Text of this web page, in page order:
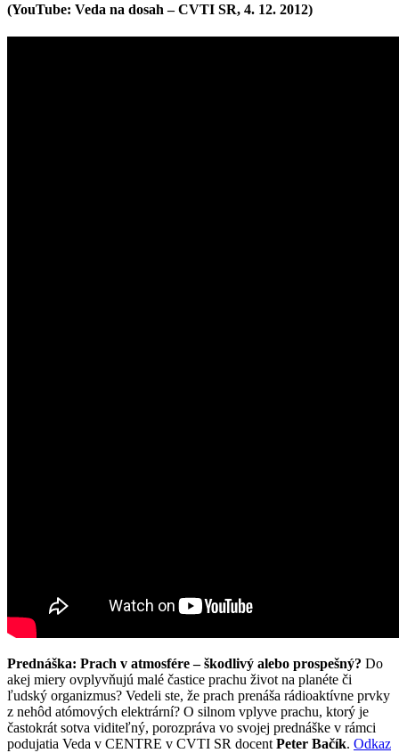
(YouTube: Veda na dosah – CVTI SR, 4. 12. 2012)
Prednáška: Prach v atmosfére – škodlivý alebo prospešný? Do
akej miery ovplyvňujú malé častice prachu život na planéte či
ľudský organizmus? Vedeli ste, že prach prenáša rádioaktívne prvky
z nehôd atómových elektrární? O silnom vplyve prachu, ktorý je
častokrát sotva viditeľný, porozpráva vo svojej prednáške v rámci
podujatia Veda v CENTRE v CVTI SR docent Peter Bačík. Odkaz